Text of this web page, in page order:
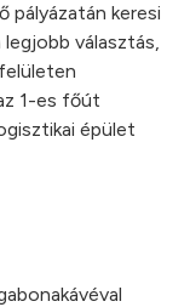
pályázatán keresi
választás,
1-es főút
épület